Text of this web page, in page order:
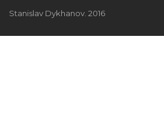
Stanislav Dykhanov. 2016